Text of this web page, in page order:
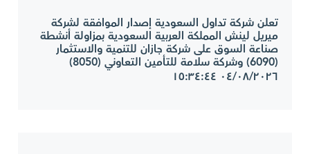
تعلن شركة تداول السعودية إصدار الموافقة لشركة
ميريل لينش المملكة العربية السعودية بمزاولة أنشطة
صناعة السوق على شركة جازان للتنمية والاستثمار
(6090) وشركة سلامة للتأمين التعاوني (8050)
٠٤/٠٨/٢٠٢٦ ١٥:٣٤:٤٤